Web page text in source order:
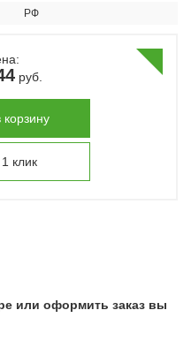
РФ
руб.
корзину
клик
или оформить заказ вы